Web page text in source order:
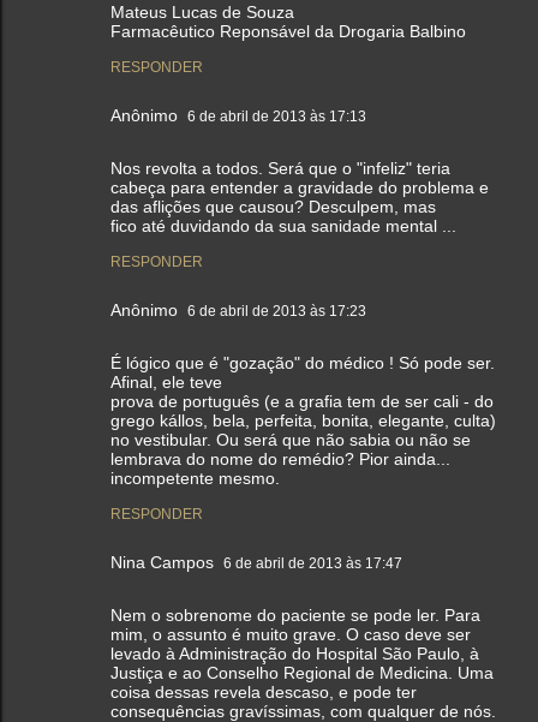
Mateus Lucas de Souza
Farmacêutico Reponsável da Drogaria Balbino
RESPONDER
Anônimo 6 de abril de 2013 às 17:13
Nos revolta a todos. Será que o "infeliz" teria
cabeça para entender a gravidade do problema e
das aflições que causou? Desculpem, mas
fico até duvidando da sua sanidade mental ...
RESPONDER
Anônimo 6 de abril de 2013 às 17:23
É lógico que é "gozação" do médico ! Só pode ser.
Afinal, ele teve
prova de português (e a grafia tem de ser cali - do
grego kállos, bela, perfeita, bonita, elegante, culta)
no vestibular. Ou será que não sabia ou não se
lembrava do nome do remédio? Pior ainda...
incompetente mesmo.
RESPONDER
Nina Campos 6 de abril de 2013 às 17:47
Nem o sobrenome do paciente se pode ler. Para
mim, o assunto é muito grave. O caso deve ser
levado à Administração do Hospital São Paulo, à
Justiça e ao Conselho Regional de Medicina. Uma
coisa dessas revela descaso, e pode ter
consequências gravíssimas, com qualquer de nós.